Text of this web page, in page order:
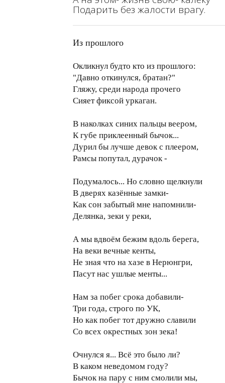
Подарить без жалости врагу.
Из прошлого
Окликнул будто кто из прошлого:
"Давно откинулся, братан?"
Гляжу, среди народа прочего
Сияет фиксой уркаган.
В наколках синих пальцы веером,
К губе приклеенный бычок...
Дурил бы лучше девок с плеером,
Рамсы попутал, дурачок -
Подумалось... Но словно щелкнули
В дверях казённые замки-
Как сон забытый мне напомнили-
Делянка, зеки у реки,
А мы вдвоём бежим вдоль берега,
На веки вечные кенты,
Не зная что на хазе в Нерюнгри,
Пасут нас ушлые менты...
Нам за побег срока добавили-
Три года, строго по УК,
Но как побег тот дружно славили
Со всех окрестных зон зека!
Очнулся я... Всё это было ли?
В каком неведомом году?
Бычок на пару с ним смолили мы,